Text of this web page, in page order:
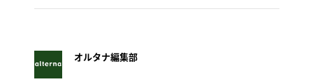
オルタナ編集部